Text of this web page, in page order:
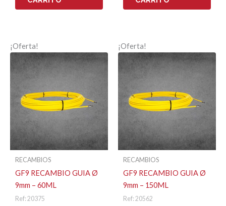
¡Oferta!
RECAMBIOS
GF9 RECAMBIO GUIA Ø
9mm – 60ML
Ref: 20375
¡Oferta!
RECAMBIOS
GF9 RECAMBIO GUIA Ø
9mm – 150ML
Ref: 20562